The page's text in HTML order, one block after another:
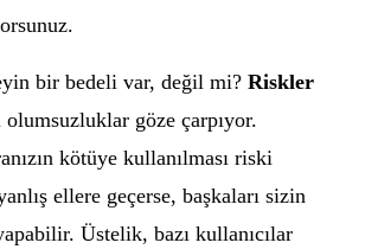
bir bedeli var, değil mi? Riskler
olumsuzluklar göze çarpıyor.
kötüye kullanılması riski
ellere geçerse, başkaları sizin
Üstelik, bazı kullanıcılar